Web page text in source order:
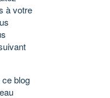
à votre
blog